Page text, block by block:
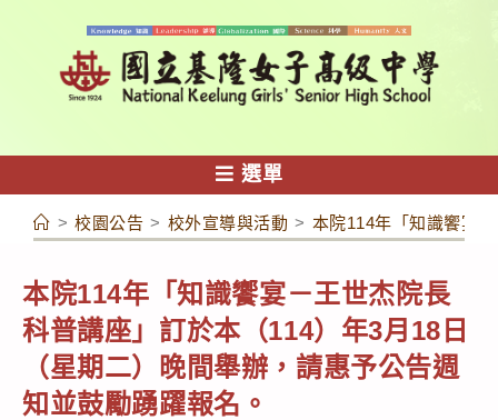
容
選單
> 校園公告 > 校外宣導與活動 > 本院114年「知識饗宴
本院114年「知識饗宴－王世杰院長
科普講座」訂於本（114）年3月18日
（星期二）晚間舉辦，請惠予公告週
知並鼓勵踴躍報名。